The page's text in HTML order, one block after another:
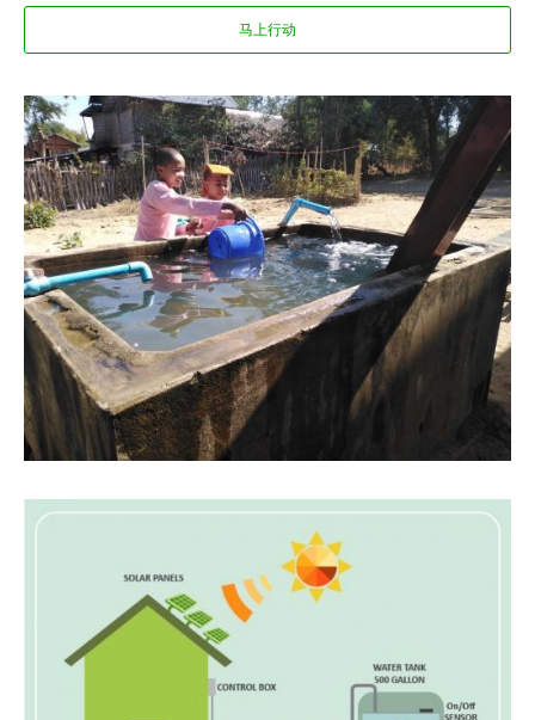
马上行动